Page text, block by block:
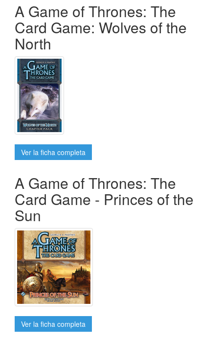
A Game of Thrones: The
Card Game: Wolves of the
North
Ver la ficha completa
A Game of Thrones: The
Card Game - Princes of the
Sun
Ver la ficha completa